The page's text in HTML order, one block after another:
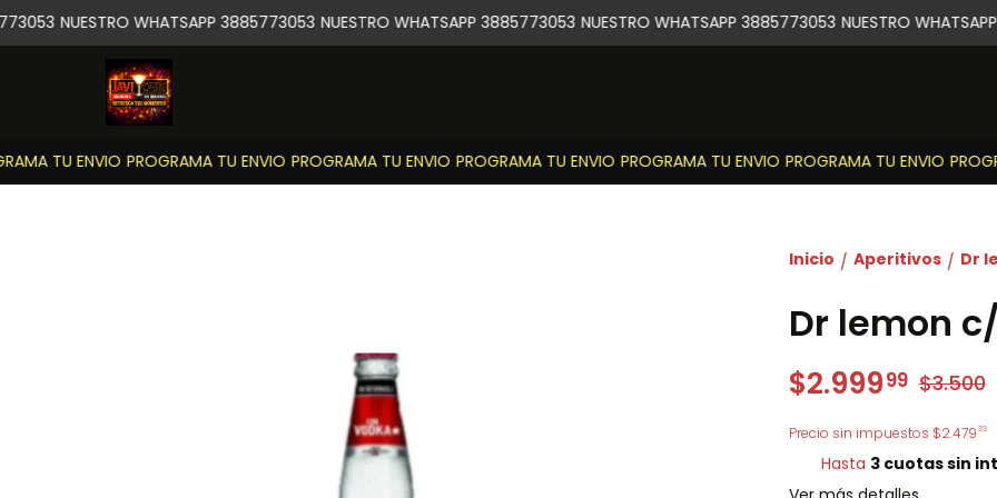
TU ENVIO PROGRAMA TU ENVIO PROGRAMA TU ENVIO PROGRAMA TU ENVIO PROGRAMA TU ENVIO PROGRAMA TU ENVIO
NUESTRO WHATSAPP 3885773053 NUESTRO WHATSAPP 3885773053 NUESTRO WHATSAPP 3885773053 NUESTRO
Inicio / Aperitivos / Dr
Dr lemon
$2.99999 $3.500
Precio sin impuestos $2.47933
Hasta 3 cuotas sin